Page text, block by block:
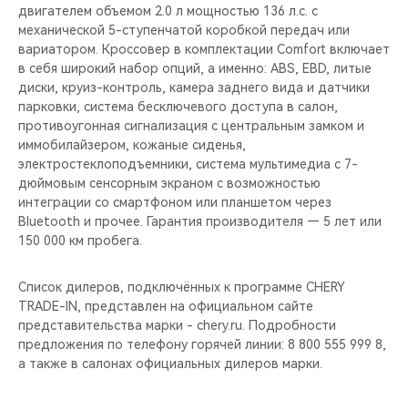
двигателем объемом 2.0 л мощностью 136 л.с. с
механической 5-ступенчатой коробкой передач или
вариатором. Кроссовер в комплектации Comfort включает
в себя широкий набор опций, а именно: ABS, EBD, литые
диски, круиз-контроль, камера заднего вида и датчики
парковки, система бесключевого доступа в салон,
противоугонная сигнализация с центральным замком и
иммобилайзером, кожаные сиденья,
электростеклоподъемники, система мультимедиа с 7-
дюймовым сенсорным экраном c возможностью
интеграции со смартфоном или планшетом через
Bluetooth и прочее. Гарантия производителя — 5 лет или
150 000 км пробега.
Список дилеров, подключённых к программе CHERY
TRADE-IN, представлен на официальном сайте
представительства марки - chery.ru. Подробности
предложения по телефону горячей линии: 8 800 555 999 8,
а также в салонах официальных дилеров марки.